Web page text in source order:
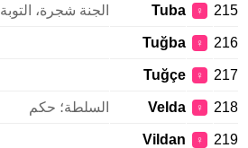
215
♀
Tuba الجنة شجرة، التوبة
216
♀
Tuğba
217
♀
Tuğçe
218
♀
Velda السلطة؛ حكم
219
♀
Vildan